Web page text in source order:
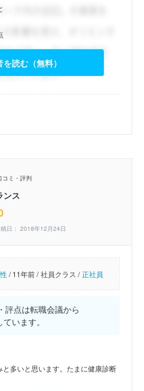
読む（無料）
コミ・評判
ンス
日： 2018年12月24日
/11年前 / 社員クラス / 正社員
評点は転職会議から
います。
多いと思います。たまに健康診断